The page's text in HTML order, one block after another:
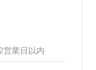
営業日以内